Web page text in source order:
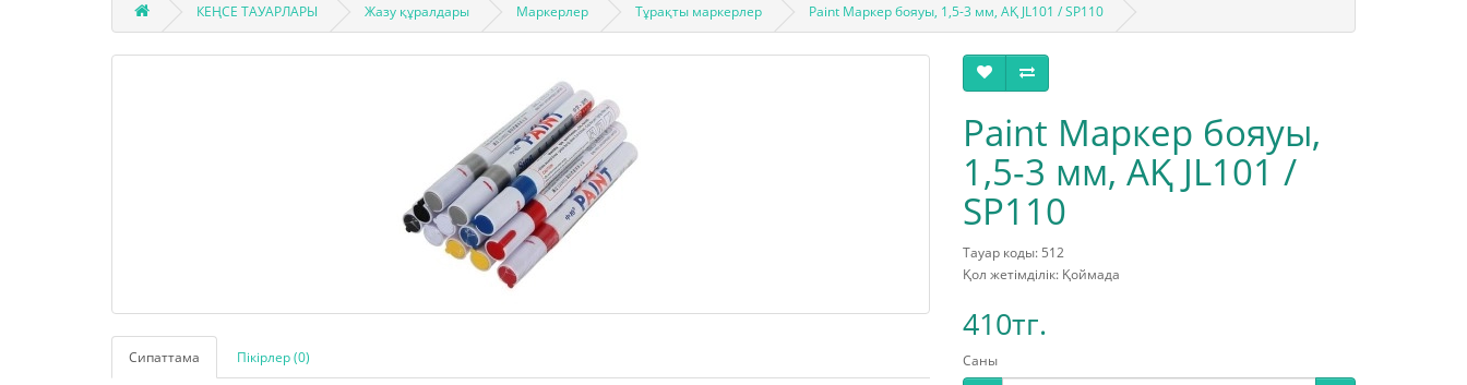
КЕҢСЕ ТАУАРЛАРЫ Жазу құралдары Маркерлер Тұрақты маркерлер Paint Маркер бояуы, 1,5-3 мм, АҚ JL101 / SP110
Сипаттама Пікірлер (0)
Paint Маркер бояуы,
1,5-3 мм, АҚ JL101 /
SP110
Тауар коды: 512
Қол жетімділік: Қоймада
410тг.
Саны